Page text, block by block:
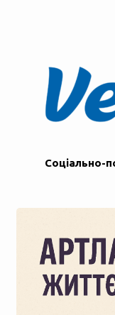
Соціально-